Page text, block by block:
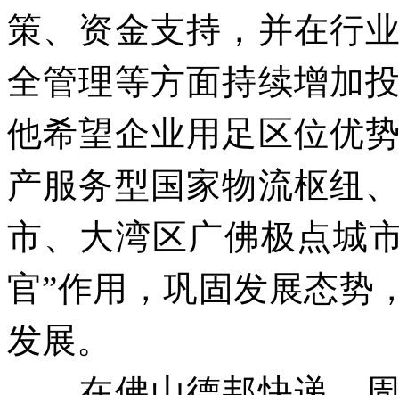
策、资金支持，并在行
全管理等方面持续增加
他希望企业用足区位优
产服务型国家物流枢纽
市、大湾区广佛极点城
官”作用，巩固发展态势
发展。